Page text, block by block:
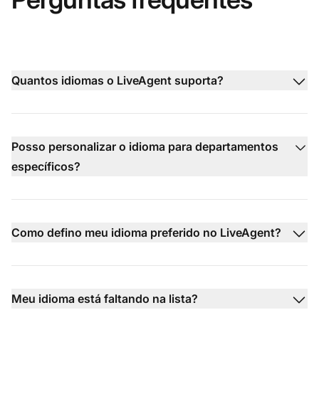
Quantos idiomas o LiveAgent suporta?
Posso personalizar o idioma para departamentos
específicos?
Como defino meu idioma preferido no LiveAgent?
Meu idioma está faltando na lista?